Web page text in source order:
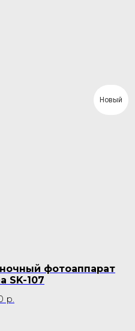
Новый
фотоаппарат
SK-107
р.